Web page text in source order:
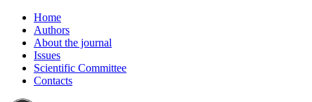
Home
Authors
About the journal
Issues
Scientific Committee
Contacts